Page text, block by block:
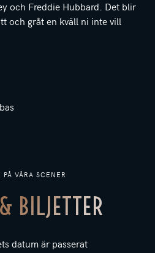
PÅ VÅRA SCENER
BILJETTER
datum är passerat
och Freddie Hubbard. Det blir
och gråt en kväll ni inte vill